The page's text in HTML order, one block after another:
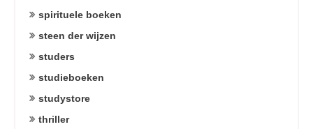
spirituele boeken
steen der wijzen
studers
studieboeken
studystore
thriller